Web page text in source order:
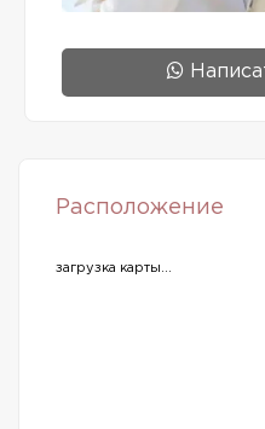
Расположение
загрузка карты...